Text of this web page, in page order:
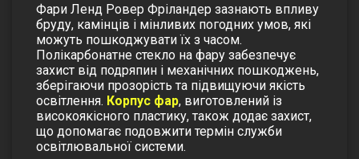
Фари Ленд Ровер Фріландер зазнають впливу
бруду, камінців і мінливих погодних умов, які
можуть пошкоджувати їх з часом.
Полікарбонатне стекло на фару забезпечує
захист від подряпин і механічних пошкоджень,
зберігаючи прозорість та підвищуючи якість
освітлення. Корпус фар, виготовлений із
високоякісного пластику, також додає захист,
що допомагає подовжити термін служби
освітлювальної системи.